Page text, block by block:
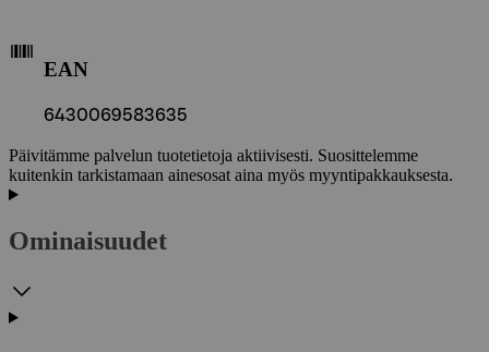
EAN
6430069583635
Päivitämme palvelun tuotetietoja aktiivisesti. Suosittelemme
kuitenkin tarkistamaan ainesosat aina myös myyntipakkauksesta.
Ominaisuudet